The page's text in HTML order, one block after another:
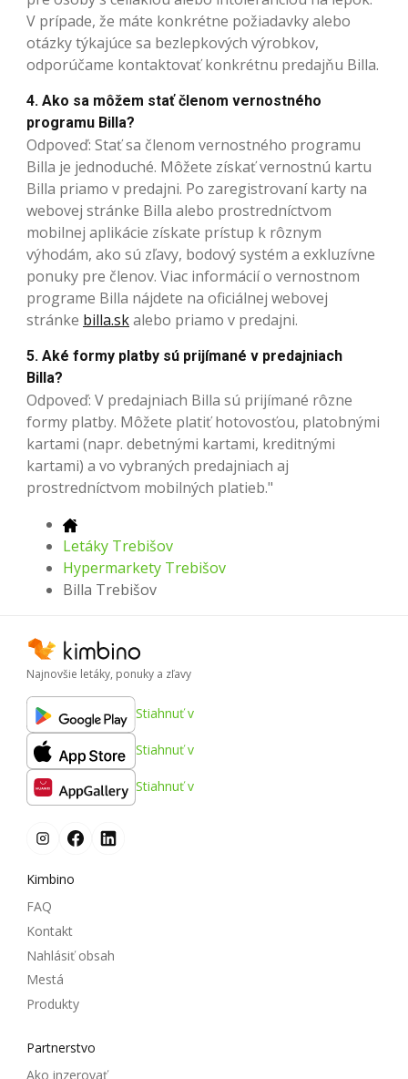
V prípade, že máte konkrétne požiadavky alebo
otázky týkajúce sa bezlepkových výrobkov,
odporúčame kontaktovať konkrétnu predajňu Billa.
4. Ako sa môžem stať členom vernostného
programu Billa?
Odpoveď: Stať sa členom vernostného programu
Billa je jednoduché. Môžete získať vernostnú kartu
Billa priamo v predajni. Po zaregistrovaní karty na
webovej stránke Billa alebo prostredníctvom
mobilnej aplikácie získate prístup k rôznym
výhodám, ako sú zľavy, bodový systém a exkluzívne
ponuky pre členov. Viac informácií o vernostnom
programe Billa nájdete na oficiálnej webovej
stránke billa.skalebo priamo v predajni.
5. Aké formy platby sú prijímané v predajniach
Billa?
Odpoveď: V predajniach Billa sú prijímané rôzne
formy platby. Môžete platiť hotovosťou, platobnými
kartami (napr. debetnými kartami, kreditnými
kartami) a vo vybraných predajniach aj
prostredníctvom mobilných platieb."
Letáky Trebišov
Hypermarkety Trebišov
Billa Trebišov
Najnovšie letáky, ponuky a zľavy
Stiahnuť v
Stiahnuť v
Stiahnuť v
Kimbino
FAQ
Kontakt
Nahlásiť obsah
Mestá
Produkty
Partnerstvo
Ako inzerovať